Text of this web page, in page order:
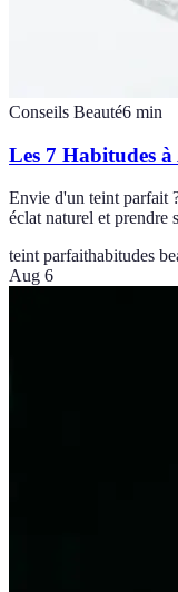
Conseils Beauté6 min
Les 7 Habitudes
Envie d'un teint parfait
éclat naturel et prendre
teint parfaithabitudes
Aug 6